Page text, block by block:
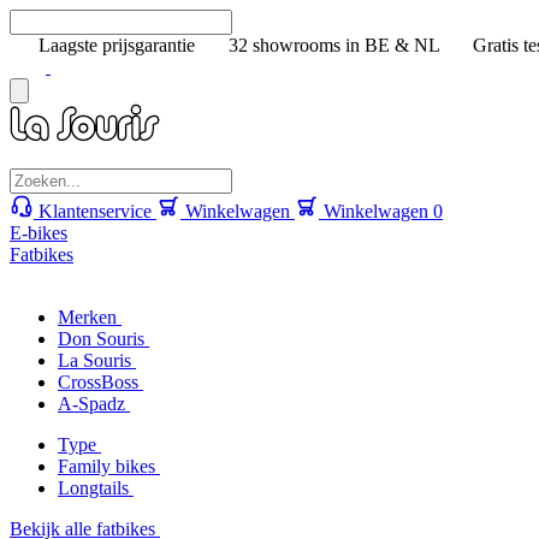
Laagste prijsgarantie 32 showrooms in BE & NL Gratis
Klantenservice Winkelwagen Winkelwagen 0
E-bikes
Fatbikes
Merken
Don Souris
La Souris
CrossBoss
A-Spadz
Type
Family bikes
Longtails
Bekijk alle fatbikes